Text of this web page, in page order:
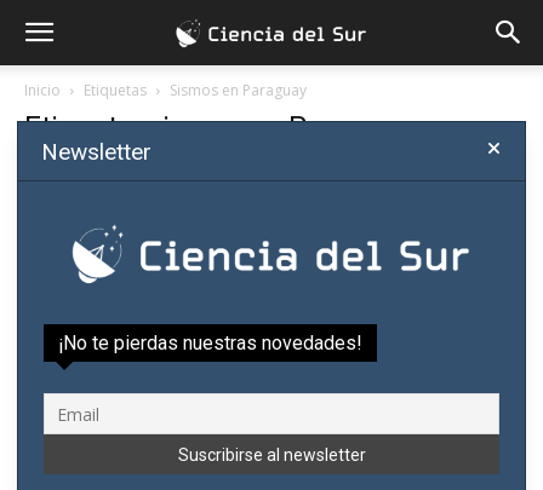
Inicio Etiquetas Sismos en Paraguay
Etiqueta: sismos en Paraguay
Paraguay no tendría sismos destructivos en
al menos 100 años
Newsletter
¡No te pierdas nuestras novedades!